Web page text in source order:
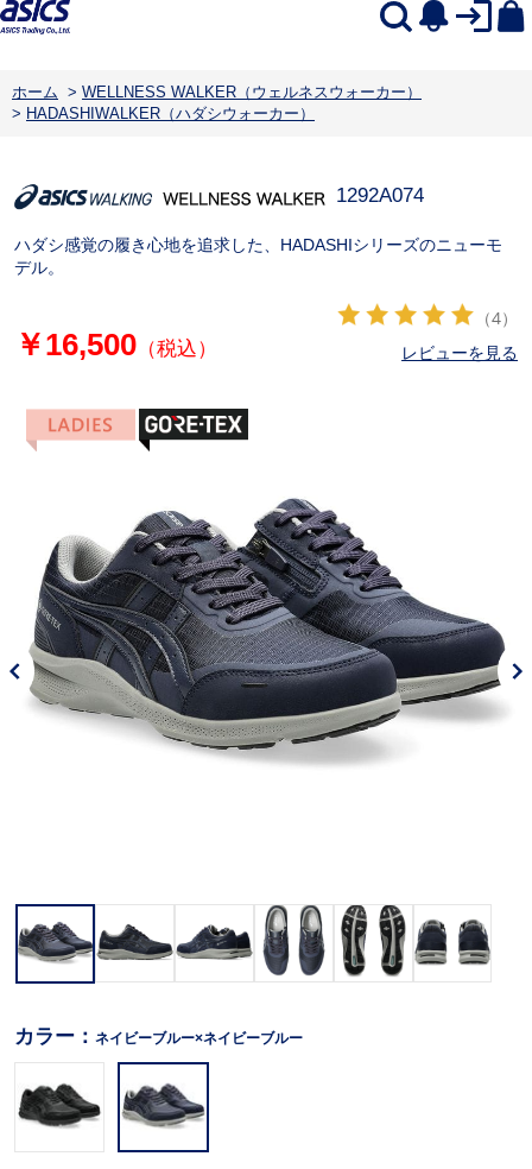
ホーム > WELLNESS WALKER（ウェルネスウォーカー）
> HADASHIWALKER（ハダシウォーカー）
1292A074
ハダシ感覚の履き心地を追求した、HADASHIシリーズのニューモ
デル。
￥16,500（税込）
（4）
レビューを見る
カラー： ネイビーブルー×ネイビーブルー